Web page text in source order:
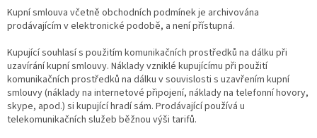
Kupní smlouva včetně obchodních podmínek je archivována
prodávajícím v elektronické podobě, a není přístupná.
Kupující souhlasí s použitím komunikačních prostředků na dálku při
uzavírání kupní smlouvy. Náklady vzniklé kupujícímu při použití
komunikačních prostředků na dálku v souvislosti s uzavřením kupní
smlouvy (náklady na internetové připojení, náklady na telefonní hovory,
skype, apod.) si kupující hradí sám. Prodávající používá u
telekomunikačních služeb běžnou výši tarifů.